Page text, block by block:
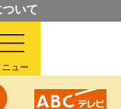
いて
ニュー